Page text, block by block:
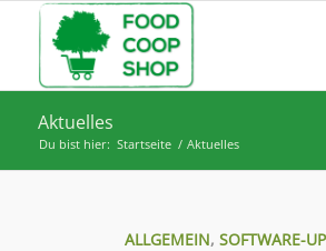
Aktuelles
Du bist hier: Startseite / Aktuelles
ALLGEMEIN, SOFTWARE-